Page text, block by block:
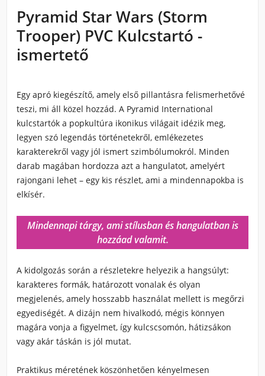
Pyramid Star Wars (Storm
Trooper) PVC Kulcstartó -
ismertető
Egy apró kiegészítő, amely első pillantásra felismerhetővé
teszi, mi áll közel hozzád. A Pyramid International
kulcstartók a popkultúra ikonikus világait idézik meg,
legyen szó legendás történetekről, emlékezetes
karakterekről vagy jól ismert szimbólumokról. Minden
darab magában hordozza azt a hangulatot, amelyért
rajongani lehet – egy kis részlet, ami a mindennapokba is
elkísér.
Mindennapi tárgy, ami stílusban és hangulatban is
hozzáad valamit.
A kidolgozás során a részletekre helyezik a hangsúlyt:
karakteres formák, határozott vonalak és olyan
megjelenés, amely hosszabb használat mellett is megőrzi
egyediségét. A dizájn nem hivalkodó, mégis könnyen
magára vonja a figyelmet, így kulcscsomón, hátizsákon
vagy akár táskán is jól mutat.
Praktikus méretének köszönhetően kényelmesen